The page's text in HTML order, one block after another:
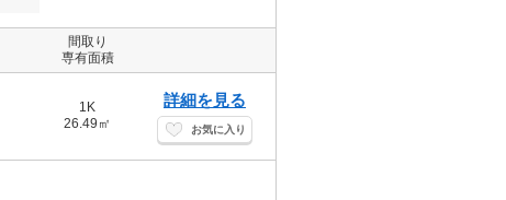
間取り
専有面積
1K
26.49㎡
詳細を見る
お気に入り